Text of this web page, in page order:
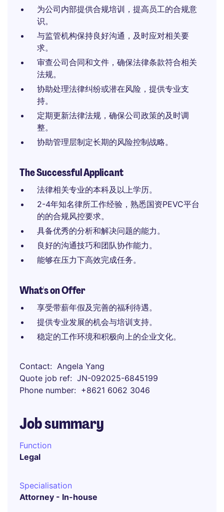
为公司内部提供合规培训，提高员工的合规意
识。
与监管机构保持良好沟通，及时应对相关要
求。
审查公司合同和文件，确保法律条款符合相关
法规。
协助处理法律纠纷或潜在风险，提供专业支
持。
定期更新法律法规，确保公司政策的及时调
整。
协助管理层制定长期的风险控制战略。
The Successful Applicant
法律相关专业的本科及以上学历。
2-4年知名律所工作经验，熟悉国资PEVC平台
的的合规风控要求。
具备优秀的分析和解决问题的能力。
良好的沟通技巧和团队协作能力。
能够在压力下高效完成任务。
What's on Offer
享受带薪年假及完善的福利待遇。
提供专业发展的机会与培训支持。
稳定的工作环境和积极向上的企业文化。
Contact
Angela Yang
Quote job ref
JN-092025-6845199
Phone number
+8621 6062 3046
Job summary
Function
Legal
Specialisation
Attorney - In-house